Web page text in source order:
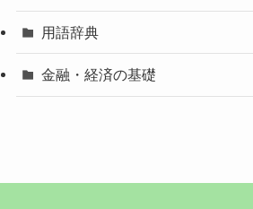
用語辞典
金融・経済の基礎